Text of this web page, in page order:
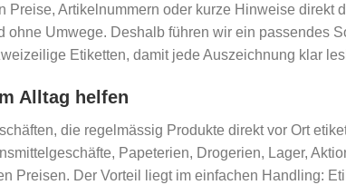
Preise, Artikelnummern oder kurze Hinweise direkt
ohne Umwege. Deshalb führen wir ein passendes
Etiketten, damit jede Auszeichnung klar
Alltag helfen
die regelmässig Produkte direkt vor Ort
Papeterien, Drogerien, Lager,
Preisen. Der Vorteil liegt im einfachen Handling: